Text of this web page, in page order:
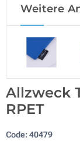
Weitere
Allzweck
RPET
Code:40479